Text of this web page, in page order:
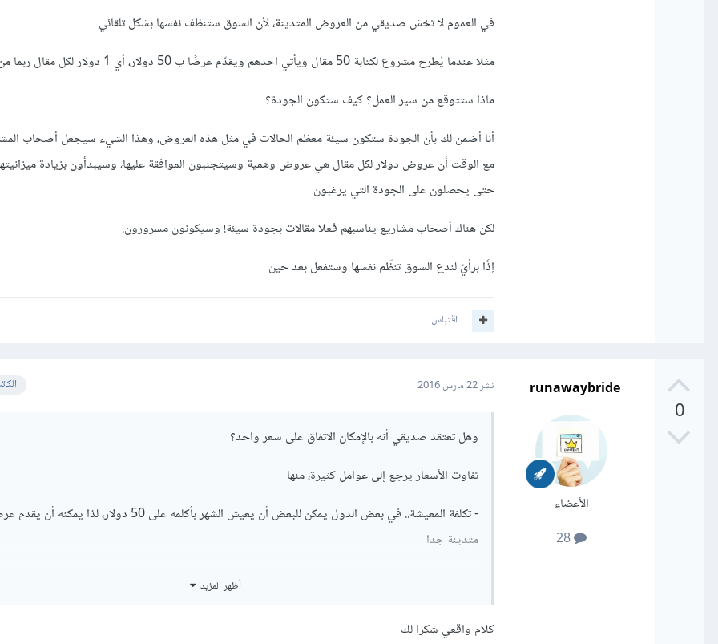
في العموم لا تخش صديقي من العروض المتدينة، لأن السوق ستنظف نفسها بشكل تلقائي
مثلا عندما يُطرح مشروع لكتابة 50 مقال ويأتي احدهم ويقدّم عرضًا ب 50 دولار، أي 1 دولار لكل مقال ربما من 500 كلمة
ماذا ستتوقع من سير العمل؟ كيف ستكون الجودة؟
أنا أضمن لك بأن الجودة ستكون سيئة معظم الحالات في مثل هذه العروض، وهذا الشيء سيجعل أصحاب
مع الوقت أن عروض دولار لكل مقال هي عروض وهمية وسيتجنبون الموافقة عليها، وسيبدأون بزيادة
حتى يحصلون على الجودة التي يرغبون
لكن هناك أصحاب مشاريع يناسبهم فعلا مقالات بجودة سيئة! وسيكونون مسرورون!
إذًا برأيّ لندع السوق تنظّم نفسها وستفعل بعد حين
اقتباس
0
runawaybride
الأعضاء
نشر22 مارس 2016
وهل تعتقد صديقي أنه بالإمكان الاتفاق على سعر واحد؟
تفاوت الأسعار يرجع إلى عوامل كثيرة، منها
- تكلفة المعيشة.. في بعض الدول يمكن للبعض أن يعيش الشهر بأكلمه على 50 دولار،
متدينة جدا
- الانشغال، المستقل الذي ليس لديه أي عمل، يميل إلى تقديم عرض متدني كي لا يبقى فارغًا دون عمل
أظهر المزيد
كلام واقعي شكرا لك